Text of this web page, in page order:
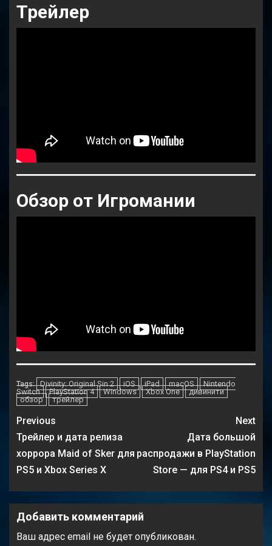
Трейлер
Обзор от Игромании
Tags: Divinity: Original Sin 2 iOS iPad macOS
Nintendo
Switch
PlayStation 4 Windows Xbox One
дивинити
обзор
трейлер
Previous
Трейлер и дата релиза
хоррора Maid of Sker для
PS5 и Xbox Series X
Next
Дата большой
распродажи в PlayStation
Store — для PS4 и PS5
Добавить комментарий
Ваш адрес email не будет опубликован.